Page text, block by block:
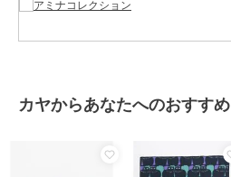
カヤからあなたへのおすすめ